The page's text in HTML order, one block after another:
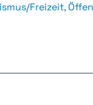
Freizeit,